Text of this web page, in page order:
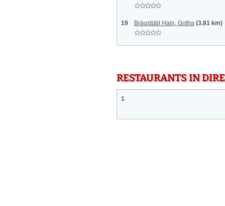
19 Bräustübl Hain, Gotha (3.81 km)
RESTAURANTS IN
1